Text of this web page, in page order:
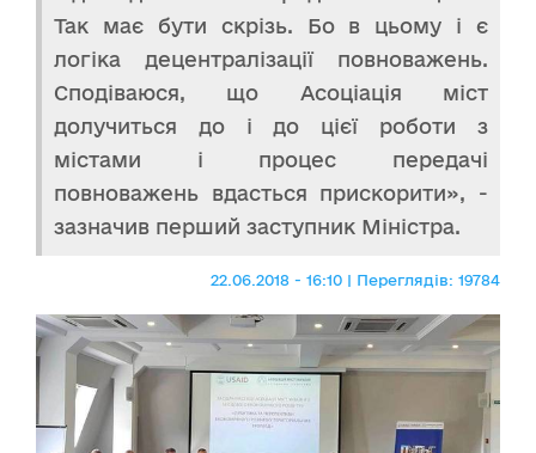
Так має бути скрізь. Бо в цьому і є
логіка децентралізації повноважень.
Сподіваюся, що Асоціація міст
долучиться до і до цієї роботи з
містами і процес передачі
повноважень вдасться прискорити», -
зазначив перший заступник Міністра.
22.06.2018 - 16:10 | Переглядів: 19784